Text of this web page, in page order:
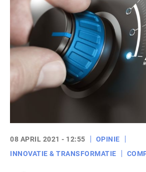
08 APRIL 2021 - 12:55
OPINIE
INNOVATIE & TRANSFORMATIE